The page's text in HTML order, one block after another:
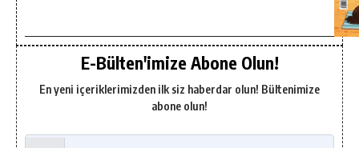
E-Bülten'imize Abone Olun!
En yeni içeriklerimizden ilk siz haberdar olun! Bültenimize
abone olun!